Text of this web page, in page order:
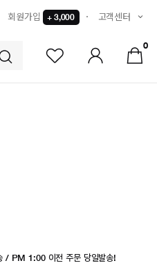
회원가입 + 3,000 고객센터
0
/ PM 1:00 이전 주문 당일발송!